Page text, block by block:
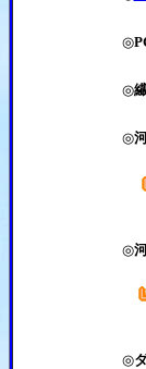
◎
◎
◎
◎
◎